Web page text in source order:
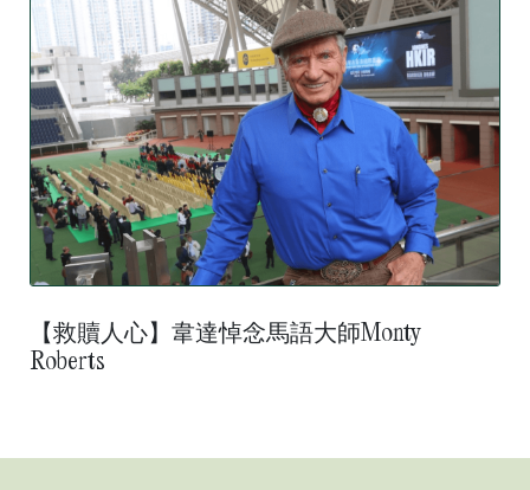
【救贖人心】韋達悼念馬語大師Monty
Roberts